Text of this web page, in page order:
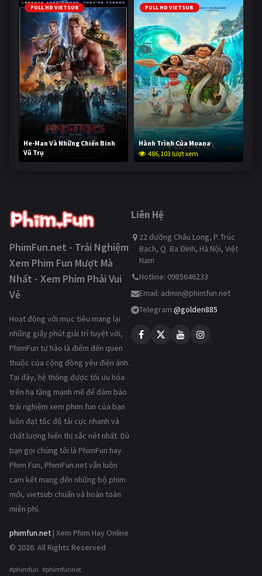
FULL HD VIETSUB
He-Man Và Những Chiến Binh
Vũ Trụ
234,094 lượt xem
FULL HD VIETSUB
Hành Trình Của Moana
486,103 lượt xem
PhimFun.net - Trải Nghiệm
Xem Phim Fun Mượt Mà
Nhất - Xem Phim Phải Vui
Vẻ
Hoạt động với mục tiêu mang lại
những giây phút giải trí tuyệt vời,
PhimFun tự hào là điểm đến quen
thuộc của cộng đồng yêu điện ảnh.
Tại đây, hệ thống được tối ưu hóa
trên hạ tầng mạnh mẽ để đảm bảo
trải nghiệm xem phim fun của bạn
luôn đạt tốc độ tải cực nhanh và
chất lượng hiển thị sắc nét nhất. Dù
bạn gọi chúng tôi là PhimFun hay
Phim Fun, PhimFun.net vẫn luôn
cam kết mang đến những bộ phim
mới, vietsub chuẩn và hoàn toàn
miễn phí.
phimfun.net | Xem Phim Hay Online
© 2026. All Rights Reserved
#phimfun #phimfunnet
Liên Hệ
22 đường Châu Long, P. Trúc
Bạch, Q. Ba Đình, Hà Nội, Việt
Nam
Hotline: 0985646233
Email: admin@phimfun.net
Telegram:@golden885